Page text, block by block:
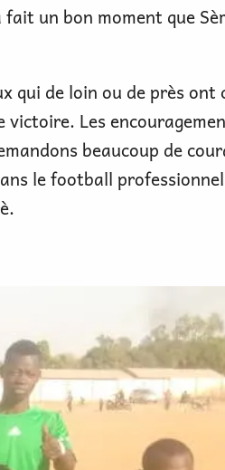
un bon moment que
qui de loin ou de près ont
victoire. Les
beaucoup de
le football